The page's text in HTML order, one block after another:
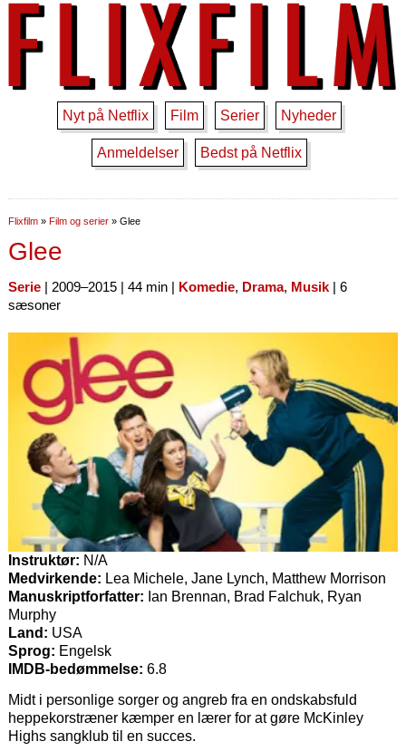
Nyt på Netflix Film Serier Nyheder
Anmeldelser Bedst på Netflix
Flixfilm » Film og serier »Glee
Glee
Serie| 2009–2015 | 44 min | Komedie, Drama, Musik| 6
sæsoner
Instruktør: N/A
Medvirkende: Lea Michele, Jane Lynch, Matthew Morrison
Manuskriptforfatter: Ian Brennan, Brad Falchuk, Ryan
Murphy
Land: USA
Sprog: Engelsk
IMDB-bedømmelse: 6.8
Midt i personlige sorger og angreb fra en ondskabsfuld
heppekorstræner kæmper en lærer for at gøre McKinley
Highs sangklub til en succes.